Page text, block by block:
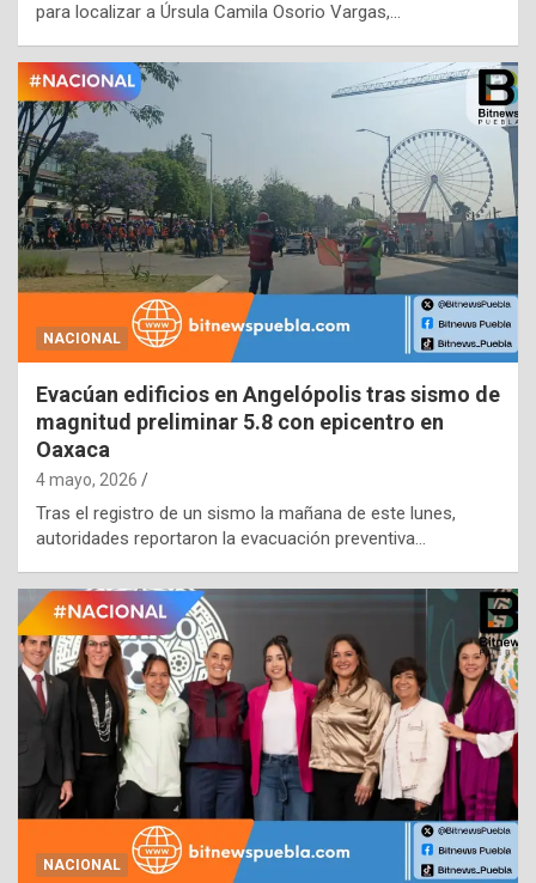
para localizar a Úrsula Camila Osorio Vargas,…
NACIONAL
Evacúan edificios en Angelópolis tras sismo de
magnitud preliminar 5.8 con epicentro en
Oaxaca
4 mayo, 2026
Tras el registro de un sismo la mañana de este lunes,
autoridades reportaron la evacuación preventiva…
NACIONAL